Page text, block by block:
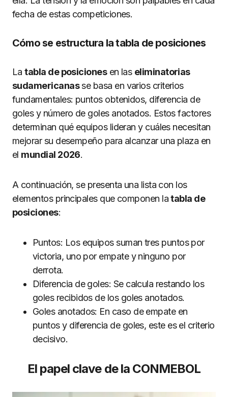
fecha de estas competiciones.
Cómo se estructura la tabla de posiciones
Latabla de posicionesen las eliminatorias
sudamericanasse basa en varios criterios
fundamentales: puntos obtenidos, diferencia de
goles y número de goles anotados. Estos factores
determinan qué equipos lideran y cuáles necesitan
mejorar su desempeño para alcanzar una plaza en
el mundial 2026.
A continuación, se presenta una lista con los
elementos principales que componen latabla de
posiciones:
Puntos: Los equipos suman tres puntos por
victoria, uno por empate y ninguno por
derrota.
Diferencia de goles: Se calcula restando los
goles recibidos de los goles anotados.
Goles anotados: En caso de empate en
puntos y diferencia de goles, este es el criterio
decisivo.
El papel clave de la CONMEBOL